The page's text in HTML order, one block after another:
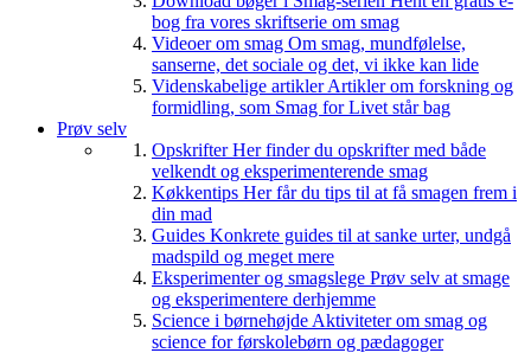
bog fra vores skriftserie om smag
Videoer om smag Om smag, mundfølelse,
sanserne, det sociale og det, vi ikke kan lide
Videnskabelige artiklerArtikler om forskning og
formidling, som Smag for Livet står bag
Prøv selv
OpskrifterHer finder du opskrifter med både
velkendt og eksperimenterende smag
Køkkentips Her får du tips til at få smagen frem i
din mad
Guides Konkrete guides til at sanke urter, undgå
madspild og meget mere
Eksperimenter og smagslege Prøv selv at smage
og eksperimentere derhjemme
Science i børnehøjde Aktiviteter om smag og
science for førskolebørn og pædagoger